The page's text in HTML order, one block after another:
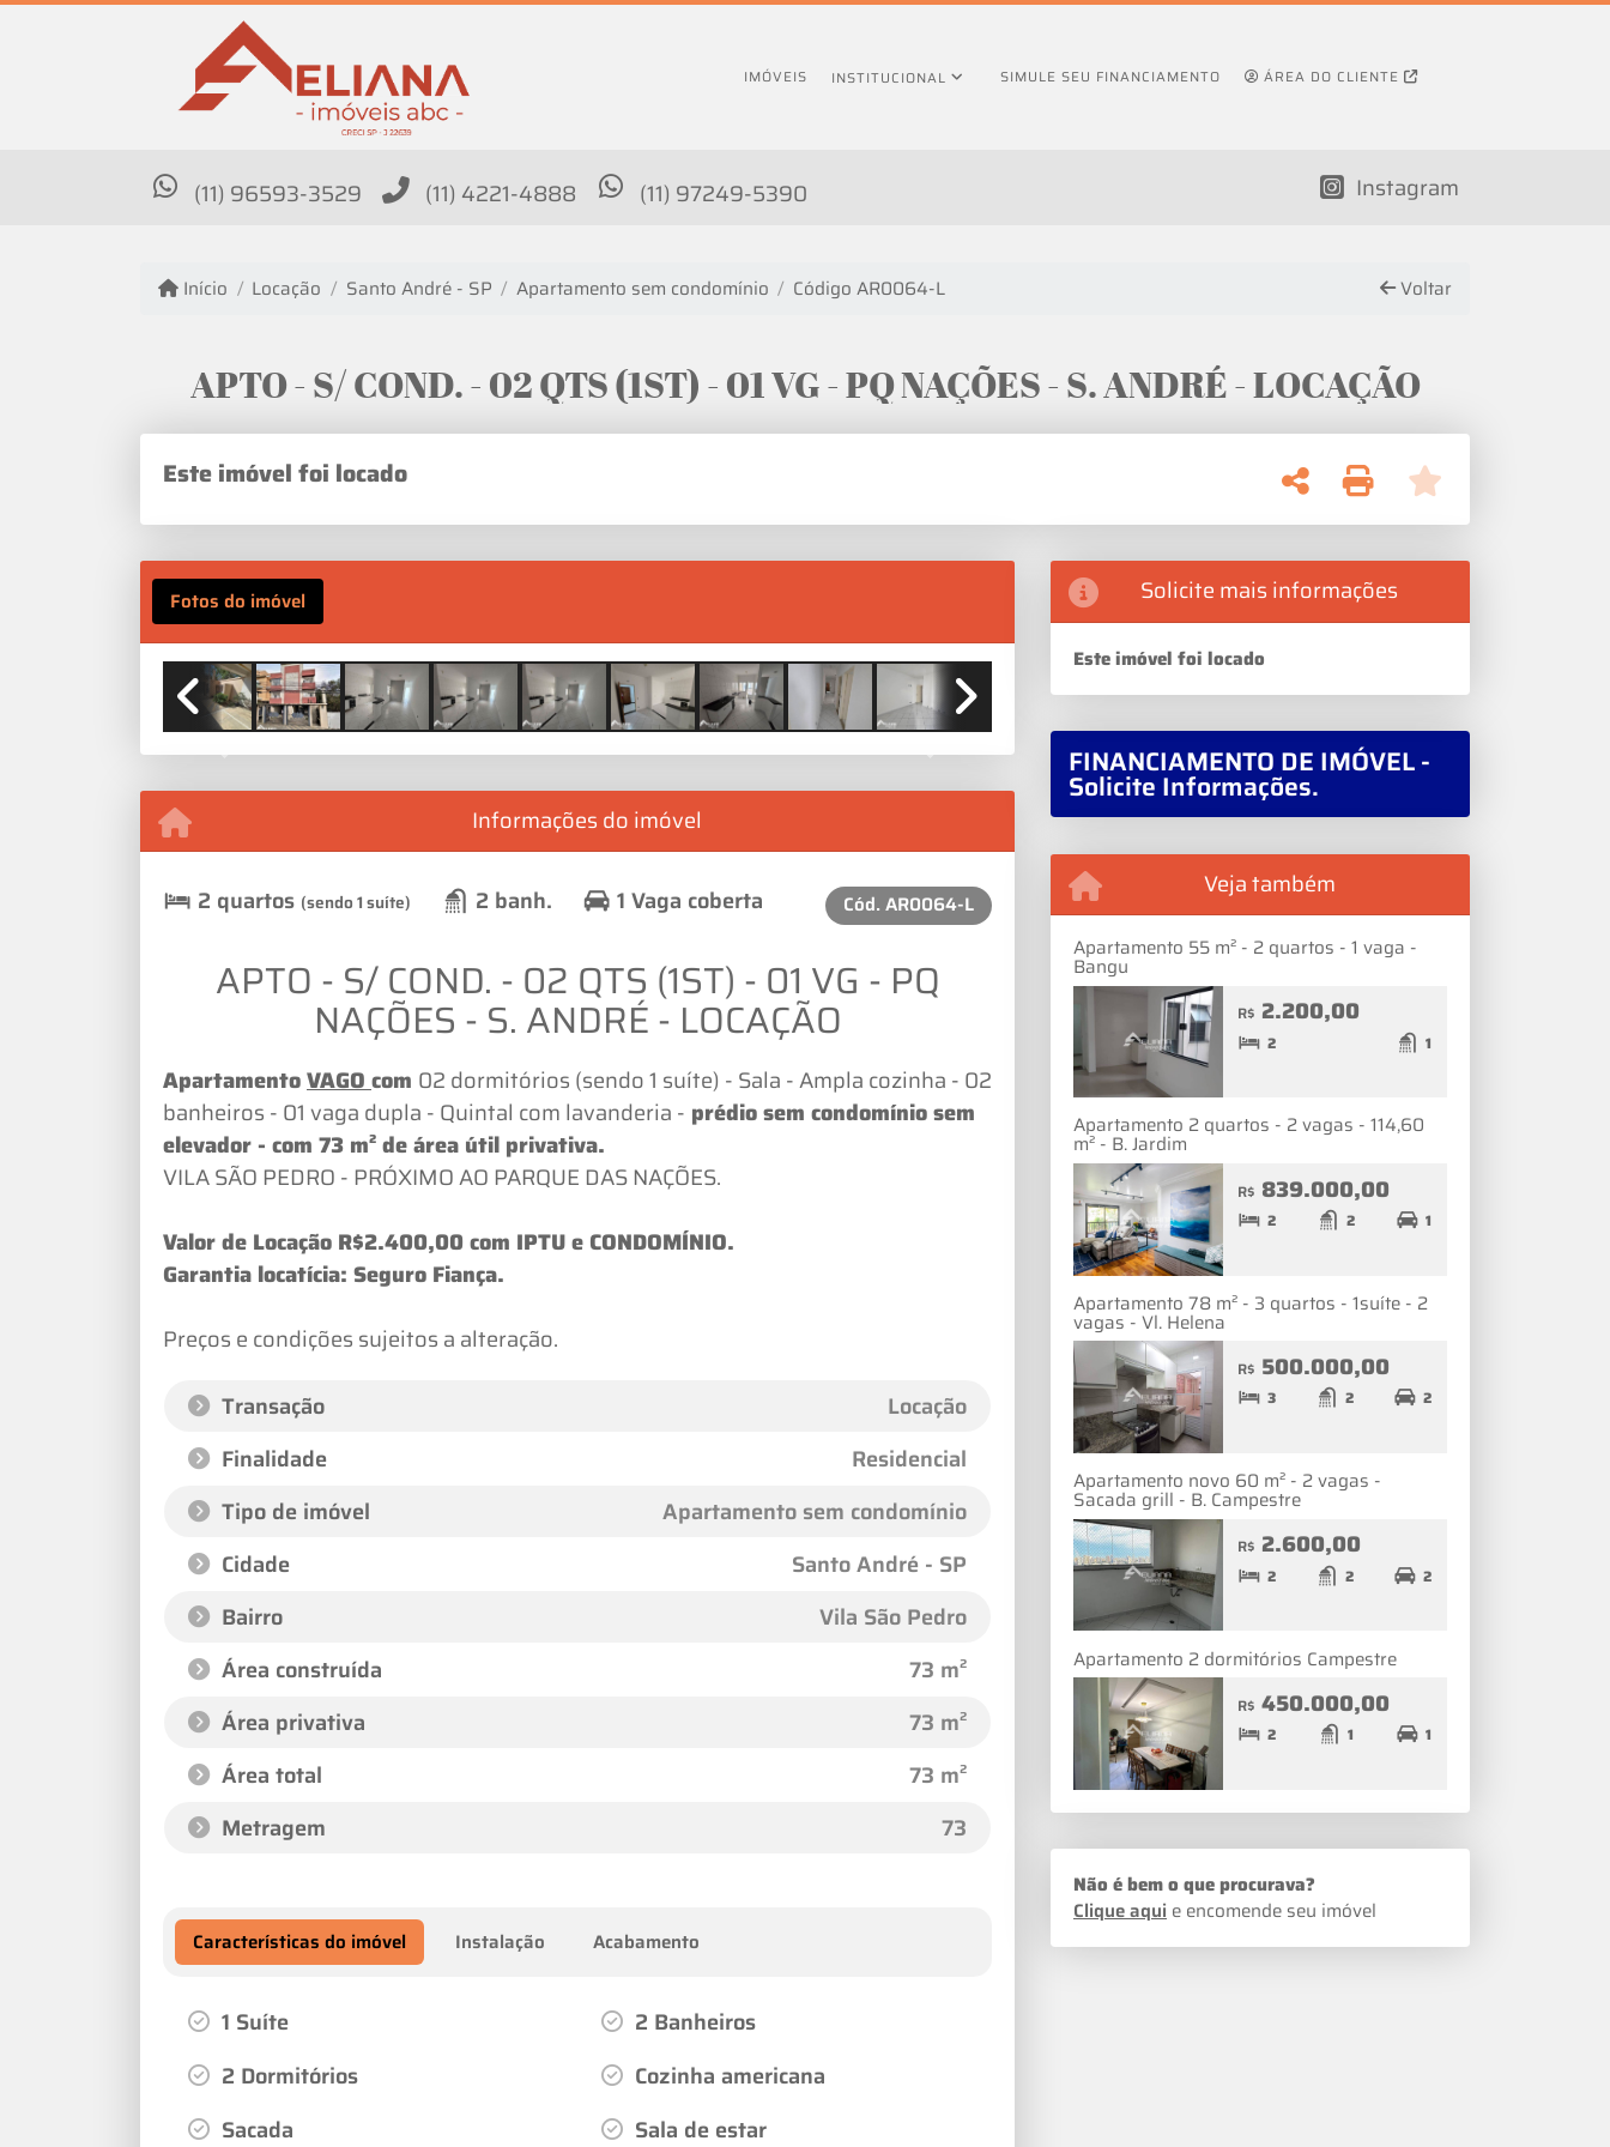
IMÓVEIS INSTITUCIONAL SIMULE SEU FINANCIAMENTO ÁREA DO CLIENTE
(11) 96593-3529 (11) 4221-4888 (11) 97249-5390 Instagram
Início Locação Santo André - SP Apartamento sem condomínio Código AR0064-L Voltar
APTO - S/ COND. - 02 QTS (1ST) - 01 VG - PQ NAÇÕES - S. ANDRÉ - LOCAÇÃO
Este imóvel foi locado
Fotos do imóvel
Previous Next
Informações do imóvel
2 quartos (sendo 1 suíte) 2 banh. 1 Vaga coberta Cód. AR0064-L
APTO - S/ COND. - 02 QTS (1ST) - 01 VG - PQ
NAÇÕES - S. ANDRÉ - LOCAÇÃO
ApartamentoVAGOcom 02 dormitórios (sendo 1 suíte) - Sala - Ampla cozinha - 02
banheiros - 01 vaga dupla - Quintal com lavanderia - prédio sem condomínio sem
elevador - com 73 m² de área útil privativa.
VILA SÃO PEDRO - PRÓXIMO AO PARQUE DAS NAÇÕES.
Valor de Locação R$2.400,00 com IPTU e CONDOMÍNIO.
Garantia locatícia: Seguro Fiança.
Preços e condições sujeitos a alteração.
Transação
Locação
Finalidade
Residencial
Tipo de imóvel
Apartamento sem condomínio
Cidade
Santo André - SP
Bairro
Vila São Pedro
Área construída
73 m²
Área privativa
73 m²
Área total
73 m²
Metragem
73
Características do imóvel Instalação Acabamento
1 Suíte
2 Banheiros
2 Dormitórios
Cozinha americana
Sacada
Sala de estar
Solicite mais informações
Este imóvel foi locado
FINANCIAMENTO DE IMÓVEL -
Solicite Informações.
Veja também
Apartamento 55 m² - 2 quartos - 1 vaga -
Bangu
R$ 2.200,00
2 1
Apartamento 2 quartos - 2 vagas - 114,60
m² - B. Jardim
R$ 839.000,00
2 2 1
Apartamento 78 m² - 3 quartos - 1suíte - 2
vagas - Vl. Helena
R$ 500.000,00
3 2 2
Apartamento novo 60 m² - 2 vagas -
Sacada grill - B. Campestre
R$ 2.600,00
2 2 2
Apartamento 2 dormitórios Campestre
R$ 450.000,00
2 1 1
Não é bem o que procurava?
Clique aqui e encomende seu imóvel